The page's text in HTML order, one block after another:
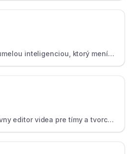
inteligenciou, ktorý mení
na krátke značkové klipy -
editor videa pre tímy a tvorcov,
inteligencie a titulky.